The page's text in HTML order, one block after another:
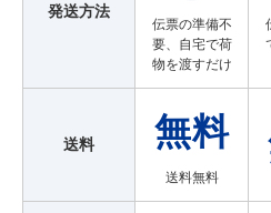
発送方法
伝票の準備不
要、自宅で荷
物を渡すだけ
送料
送料無料